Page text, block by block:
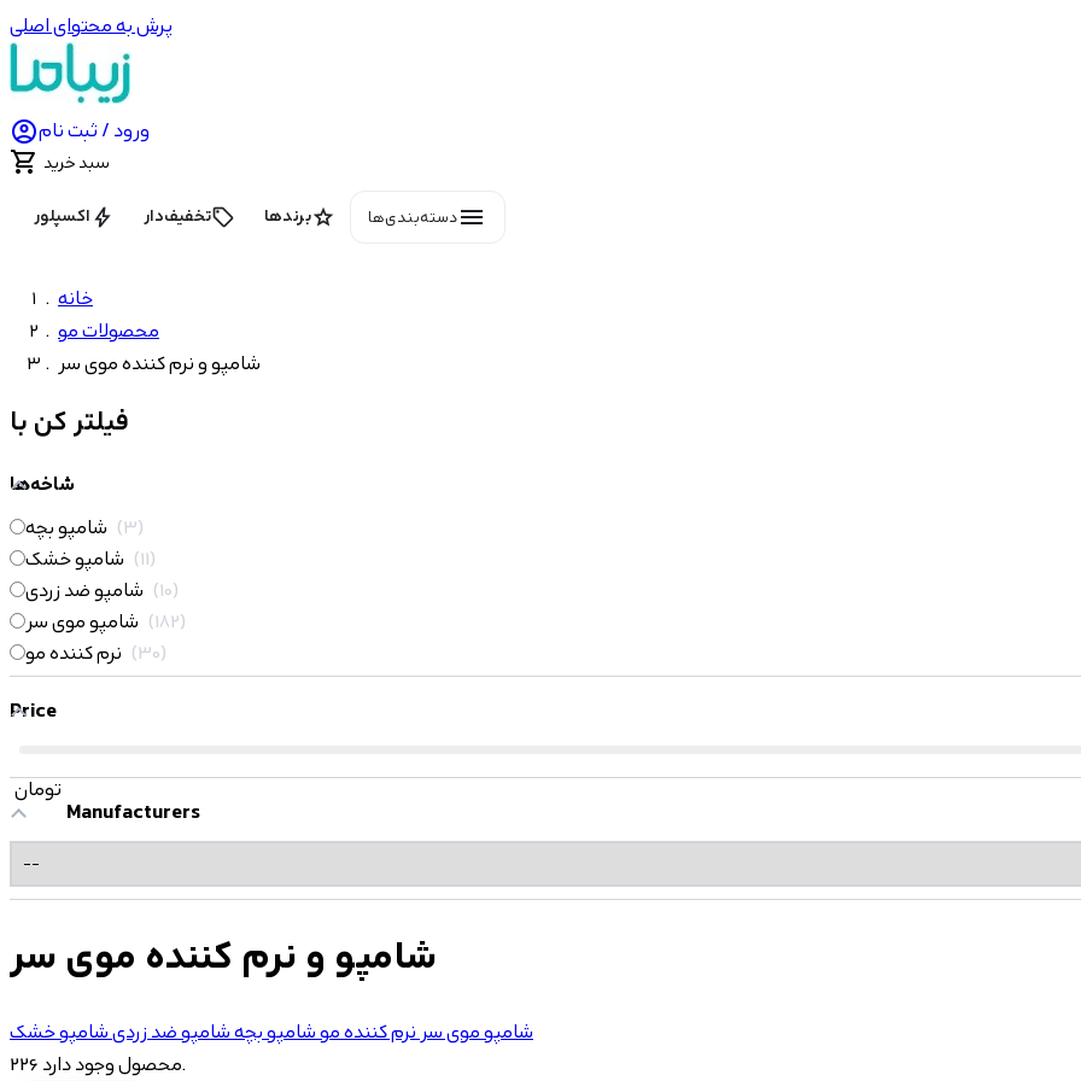
پرش به محتوای اصلی
ورود / ثبت نام
 سبد خرید
menuدسته‌بندی‌ها starبرندها local_offerتخفیف‌دار boltاکسپلور
خانه
محصولات مو
شامپو و نرم کننده موی سر
فیلتر کن با
شاخه‌ها
شامپو بچه 3
شامپو خشک 11
شامپو ضد زردی 10
شامپو موی سر 182
نرم کننده مو 30
Price
تومان
Manufacturers
شامپو و نرم کننده موی سر
شامپو موی سرنرم کننده موشامپو بچهشامپو ضد زردیشامپو خشک
226 محصول وجود دارد.